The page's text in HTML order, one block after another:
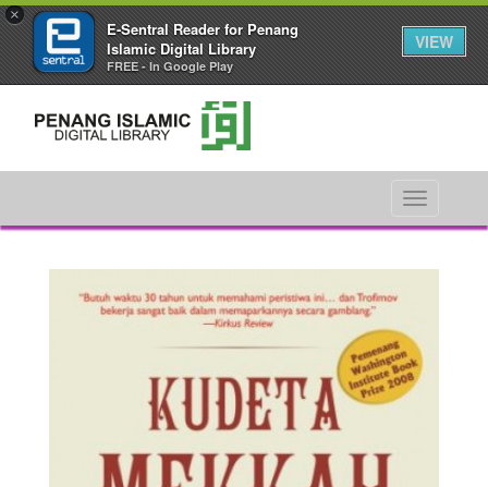
×
E-Sentral Reader for Penang
Islamic Digital Library
FREE - In Google Play
VIEW
Toggle